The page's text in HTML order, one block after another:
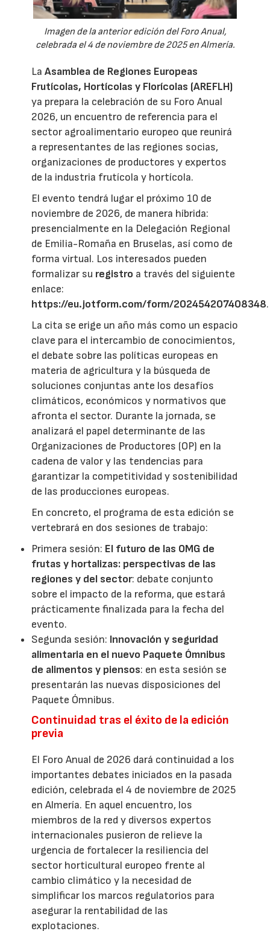
Imagen de la anterior edición del Foro Anual,
celebrada el 4 de noviembre de 2025 en Almería.
LaAsamblea de Regiones Europeas
Frutícolas, Hortícolas y Florícolas (AREFLH)
ya prepara la celebración de su Foro Anual
2026, un encuentro de referencia para el
sector agroalimentario europeo que reunirá
a representantes de las regiones socias,
organizaciones de productores y expertos
de la industria frutícola y hortícola.
El evento tendrá lugar el próximo 10 de
noviembre de 2026, de manera híbrida:
presencialmente en la Delegación Regional
de Emilia-Romaña en Bruselas, así como de
forma virtual. Los interesados pueden
formalizar su registro a través del siguiente
enlace:
https://eu.jotform.com/form/202454207408348.
La cita se erige un año más como un espacio
clave para el intercambio de conocimientos,
el debate sobre las políticas europeas en
materia de agricultura y la búsqueda de
soluciones conjuntas ante los desafíos
climáticos, económicos y normativos que
afronta el sector. Durante la jornada, se
analizará el papel determinante de las
Organizaciones de Productores (OP) en la
cadena de valor y las tendencias para
garantizar la competitividad y sostenibilidad
de las producciones europeas.
En concreto, el programa de esta edición se
vertebrará en dos sesiones de trabajo:
Primera sesión: El futuro de las OMG de
frutas y hortalizas: perspectivas de las
regiones y del sector: debate conjunto
sobre el impacto de la reforma, que estará
prácticamente finalizada para la fecha del
evento.
Segunda sesión: Innovación y seguridad
alimentaria en el nuevo Paquete Ómnibus
de alimentos y piensos: en esta sesión se
presentarán las nuevas disposiciones del
Paquete Ómnibus.
Continuidad tras el éxito de la edición
previa
El Foro Anual de 2026 dará continuidad a los
importantes debates iniciados en la pasada
edición, celebrada el 4 de noviembre de 2025
en Almería. En aquel encuentro, los
miembros de la red y diversos expertos
internacionales pusieron de relieve la
urgencia de fortalecer la resiliencia del
sector horticultural europeo frente al
cambio climático y la necesidad de
simplificar los marcos regulatorios para
asegurar la rentabilidad de las
explotaciones.